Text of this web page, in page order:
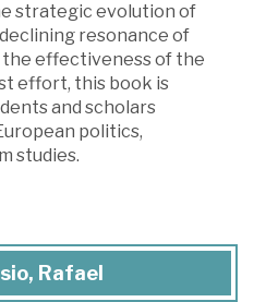
strategic evolution of
resonance of
the effectiveness of the
effort, this book is
and scholars
politics,
studies.
Rafael